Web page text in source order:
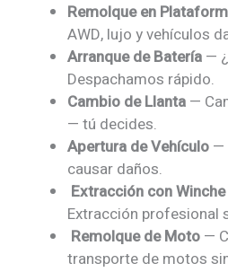
Remolque en
AWD, lujo y vehículos
Arranque de Batería —
Despachamos rápido.
Cambio de Llanta —
— tú decides.
Apertura de Vehículo —
causar daños.
️ Extracción con Winche
Extracción profesional
️ Remolque de Moto —
transporte de motos